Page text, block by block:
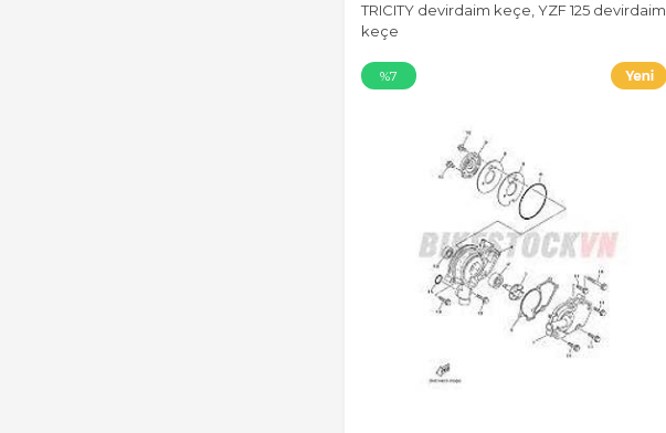
TRICITY devirdaim keçe, YZF 125 devirdaim
keçe
%7